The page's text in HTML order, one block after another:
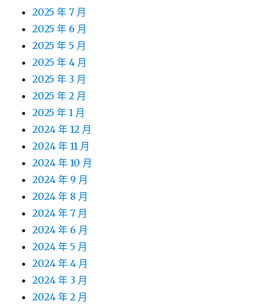
2025 年 7 月
2025 年 6 月
2025 年 5 月
2025 年 4 月
2025 年 3 月
2025 年 2 月
2025 年 1 月
2024 年 12 月
2024 年 11 月
2024 年 10 月
2024 年 9 月
2024 年 8 月
2024 年 7 月
2024 年 6 月
2024 年 5 月
2024 年 4 月
2024 年 3 月
2024 年 2 月